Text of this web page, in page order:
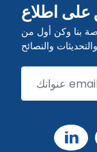
على اطلاع
بنا وكن أول من
والنصائح